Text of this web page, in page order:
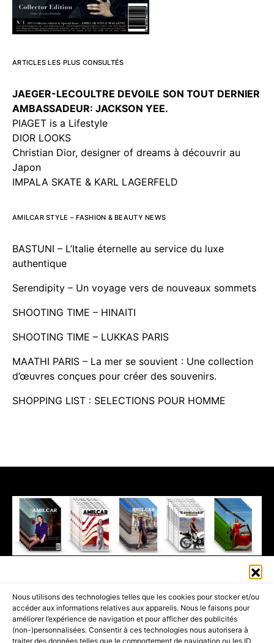
Nous utilisons des technologies telles que les cookies pour stocker et/ou
accéder aux informations relatives aux appareils. Nous le faisons pour
améliorer l’expérience de navigation et pour afficher des publicités
(non-)personnalisées. Consentir à ces technologies nous autorisera à
traiter des données telles que le comportement de navigation ou les ID
ARTICLES LES PLUS CONSULTÉS
JAEGER-LECOULTRE DEVOILE SON TOUT DERNIER
AMBASSADEUR: JACKSON YEE.
PIAGET is a Lifestyle
DIOR LOOKS
Christian Dior, designer of dreams à découvrir au
Japon
IMPALA SKATE & KARL LAGERFELD
AMILCAR STYLE – FASHION & BEAUTY NEWS
BASTUNI – L’Italie éternelle au service du luxe
authentique
Serendipity – Un voyage vers de nouveaux sommets
SHOOTING TIME – HINAITI
SHOOTING TIME – LUKKAS PARIS
MAATHI PARIS – La mer se souvient : Une collection
d’œuvres conçues pour créer des souvenirs.
SHOPPING LIST : SELECTIONS POUR HOMME
PART OF THEAMILCAR MAGAZINE GROUP.EDITOR - ADVERTISING
AGENCE MEDIANE.
ACCUEIL BEST OF LUXE 35 MAGAZINES